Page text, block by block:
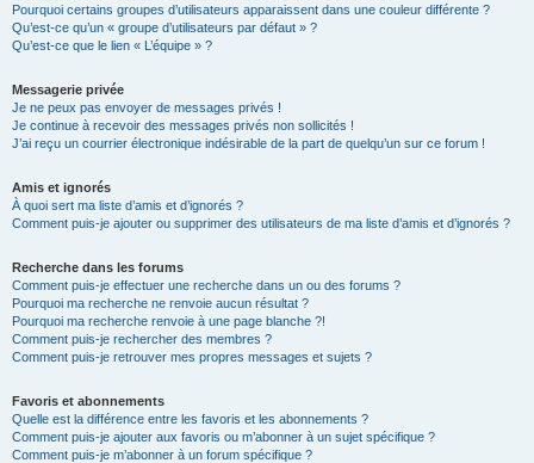
Pourquoi certains groupes d’utilisateurs apparaissent dans une couleur différente ?
Qu’est-ce qu’un « groupe d’utilisateurs par défaut » ?
Qu’est-ce que le lien « L’équipe » ?
Messagerie privée
Je ne peux pas envoyer de messages privés !
Je continue à recevoir des messages privés non sollicités !
J’ai reçu un courrier électronique indésirable de la part de quelqu’un sur ce forum !
Amis et ignorés
À quoi sert ma liste d’amis et d’ignorés ?
Comment puis-je ajouter ou supprimer des utilisateurs de ma liste d’amis et d’ignorés ?
Recherche dans les forums
Comment puis-je effectuer une recherche dans un ou des forums ?
Pourquoi ma recherche ne renvoie aucun résultat ?
Pourquoi ma recherche renvoie à une page blanche ?!
Comment puis-je rechercher des membres ?
Comment puis-je retrouver mes propres messages et sujets ?
Favoris et abonnements
Quelle est la différence entre les favoris et les abonnements ?
Comment puis-je ajouter aux favoris ou m’abonner à un sujet spécifique ?
Comment puis-je m’abonner à un forum spécifique ?